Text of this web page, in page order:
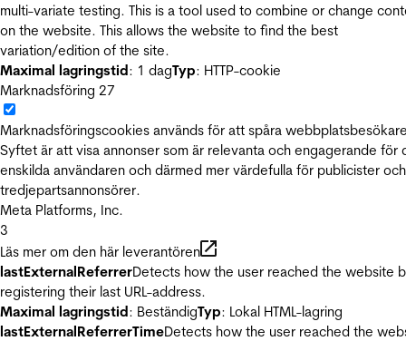
multi-variate testing. This is a tool used to combine or change
on the website. This allows the website to find the best
variation/edition of the site.
Maximal lagringstid: 1 dagTyp: HTTP-cookie
Marknadsföring 27
Marknadsföringscookies används för att spåra
Syftet är att visa annonser som är relevanta och engagerande för
enskilda användaren och därmed mer värdefulla för publicister och
tredjepartsannonsörer.
Meta Platforms, Inc.
3
Läs mer om den här leverantören
lastExternalReferrerDetects how the user reached the website
registering their last URL-address.
Maximal lagringstid: BeständigTyp: Lokal HTML-lagring
lastExternalReferrerTimeDetects how the user reached the